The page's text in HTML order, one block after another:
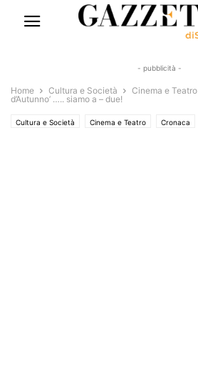
- pubblicità -
Home Cultura e Società Cinema e Teatro
d’Autunno’ ….. siamo a – due!
Cultura e Società Cinema e Teatro Cronaca